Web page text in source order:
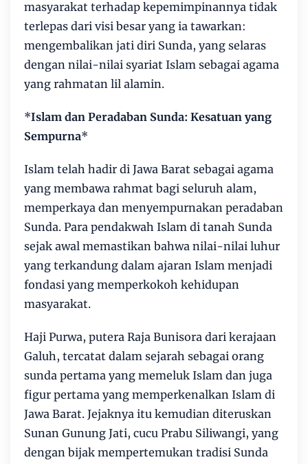
masyarakat terhadap kepemimpinannya tidak
terlepas dari visi besar yang ia tawarkan:
mengembalikan jati diri Sunda, yang selaras
dengan nilai-nilai syariat Islam sebagai agama
yang rahmatan lil alamin.
*Islam dan Peradaban Sunda: Kesatuan yang
Sempurna*
Islam telah hadir di Jawa Barat sebagai agama
yang membawa rahmat bagi seluruh alam,
memperkaya dan menyempurnakan peradaban
Sunda. Para pendakwah Islam di tanah Sunda
sejak awal memastikan bahwa nilai-nilai luhur
yang terkandung dalam ajaran Islam menjadi
fondasi yang memperkokoh kehidupan
masyarakat.
Haji Purwa, putera Raja Bunisora dari kerajaan
Galuh, tercatat dalam sejarah sebagai orang
sunda pertama yang memeluk Islam dan juga
figur pertama yang memperkenalkan Islam di
Jawa Barat. Jejaknya itu kemudian diteruskan
Sunan Gunung Jati, cucu Prabu Siliwangi, yang
dengan bijak mempertemukan tradisi Sunda